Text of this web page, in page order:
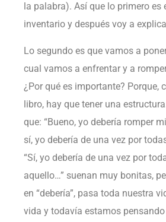
la palabra). Así que lo primero es
inventario y después voy a
Lo segundo es que vamos a
cual vamos a enfrentar y a
¿Por qué es importante? Porque,
libro, hay que tener una
que: “Bueno, yo debería romper
sí, yo debería de una vez por
“Sí, yo debería de una vez por
aquello…” suenan muy bonitas,
en “debería”, pasa toda nuestra
vida y todavía estamos